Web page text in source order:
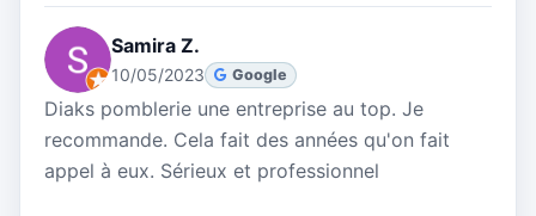
Samira Z.
10/05/2023 Google
Diaks pomblerie une entreprise au top. Je
recommande. Cela fait des années qu'on fait
appel à eux. Sérieux et professionnel